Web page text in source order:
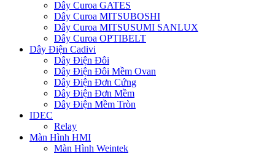
Dây Curoa GATES
Dây Curoa MITSUBOSHI
Dây Curoa MITSUSUMI SANLUX
Dây Curoa OPTIBELT
Dây Điện Cadivi
Dây Điện Đôi
Dây Điện Đôi Mềm Ovan
Dây Điện Đơn Cứng
Dây Điện Đơn Mềm
Dây Điện Mềm Tròn
IDEC
Relay
Màn Hình HMI
Màn Hình Weintek